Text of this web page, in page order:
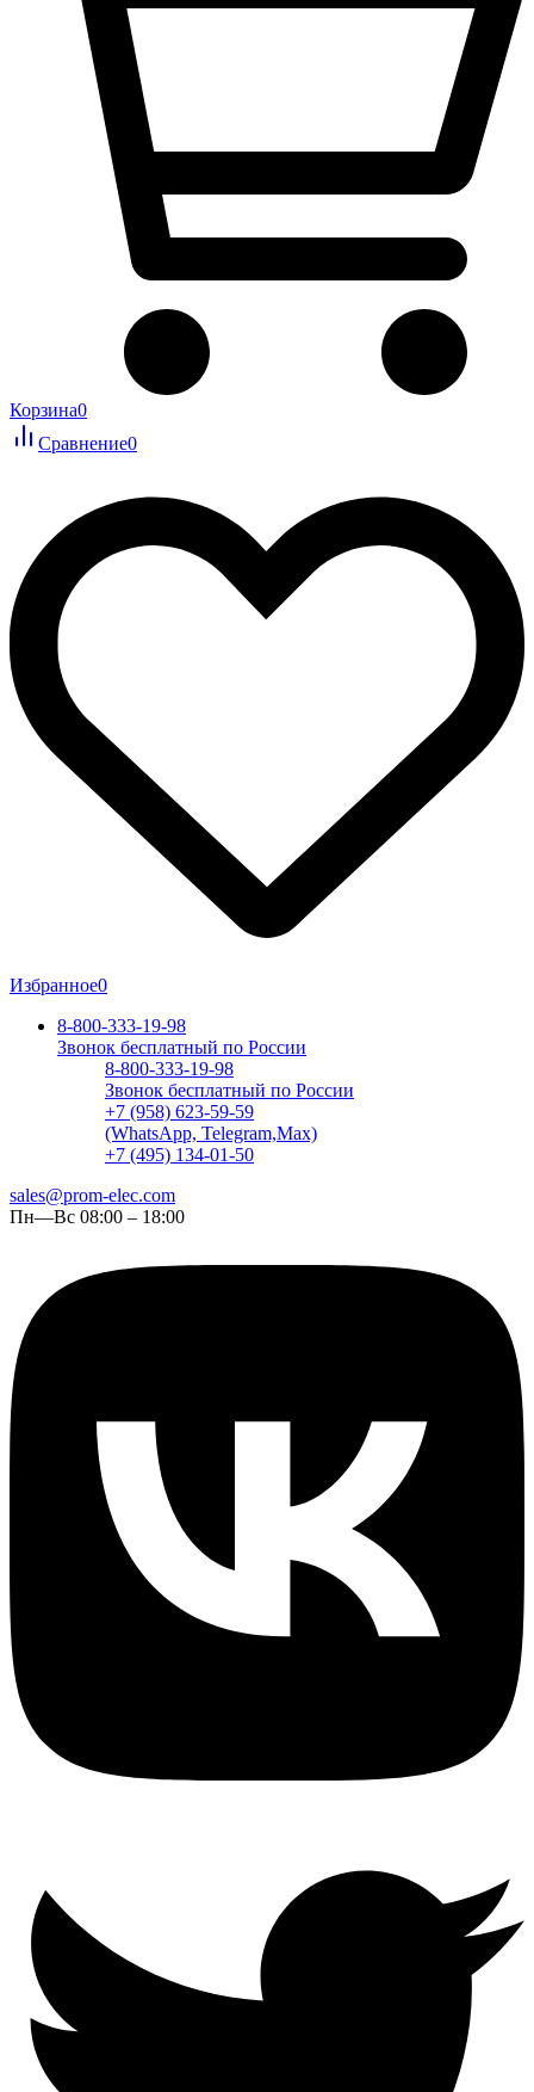
Корзина0
Сравнение0
Избранное0
8-800-333-19-98
Звонок бесплатный по России
8-800-333-19-98
Звонок бесплатный по России
+7 (958) 623-59-59
(WhatsApp, Telegram,Max)
+7 (495) 134-01-50
sales@prom-elec.com
Пн—Вс 08:00 – 18:00